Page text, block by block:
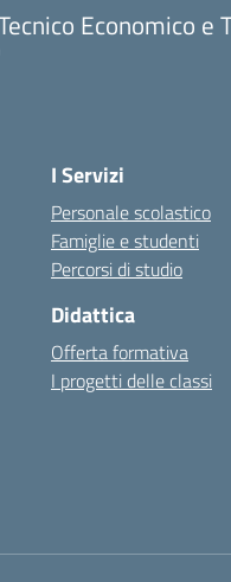
Economico e
I Servizi
Personale scolastico
Famiglie e studenti
Percorsi di studio
Didattica
Offerta formativa
I progetti delle classi